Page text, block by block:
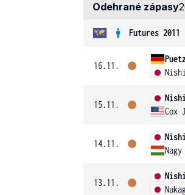
Odehrané zápasy
Futures 2011
16.11.
15.11.
Cox
14.11.
13.11.